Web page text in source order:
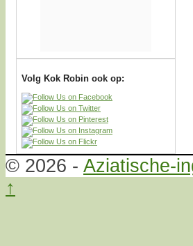
Volg Kok Robin ook op:
© 2026 - Aziatische-
↑